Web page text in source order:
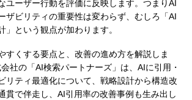
ユーザー行動を評価に反映します。つまりAI
ザビリティの重要性は変わらず、むしろ「AI
」という観点が加わります。
すくする要点と、改善の進め方を解説しま
社の「AI検索パートナーズ」は、AIに引用・
リティ最適化について、戦略設計から構造改
貫で伴走し、AI引用率の改善事例も生み出し